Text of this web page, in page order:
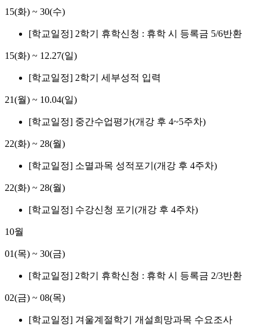
15(화) ~ 30(수)
[학교일정] 2학기 휴학신청 : 휴학 시 등록금 5/6반환
15(화) ~ 12.27(일)
[학교일정] 2학기 세부성적 입력
21(월) ~ 10.04(일)
[학교일정] 중간수업평가(개강 후 4~5주차)
22(화) ~ 28(월)
[학교일정] 소멸과목 성적포기(개강 후 4주차)
22(화) ~ 28(월)
[학교일정] 수강신청 포기(개강 후 4주차)
10월
01(목) ~ 30(금)
[학교일정] 2학기 휴학신청 : 휴학 시 등록금 2/3반환
02(금) ~ 08(목)
[학교일정] 겨울계절학기 개설희망과목 수요조사